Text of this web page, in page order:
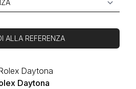
ALLA REFERENZA
Daytona